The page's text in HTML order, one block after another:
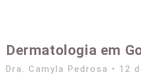
Dermatologia em
Dra. Camyla Pedrosa 12